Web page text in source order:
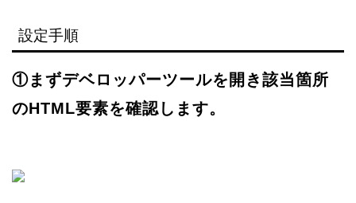
設定手順
①まずデベロッパーツールを開き該当箇所
のHTML要素を確認します。